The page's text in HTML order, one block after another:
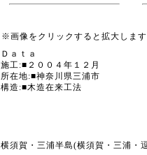
※画像をクリックすると拡大します
Ｄａｔａ
施工:■２００４年１２月
所在地:■神奈川県三浦市
構造:■木造在来工法
横須賀・三浦半島(横須賀・三浦・